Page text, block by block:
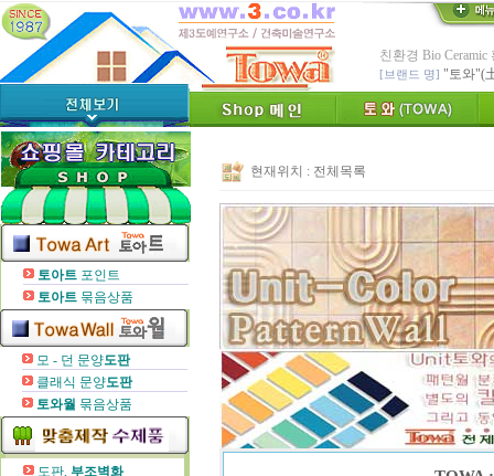
친환경 Bio
[브랜드 명] "토와"(
* 그림타일 벽화타
[공지]카탈로그,토
- 토와 배치 디자인
* TOWA 회원가입
-토와, 첫구매시 배
수수료 전액면제 (
[안내]신용카드 결
* Since : 1987 ~ 신
- 특허,의장,상표권
토아트 포인트
토아트 묶음상품
모 - 던 문양도판
클래식 문양도판
토와월 묶음상품
도판, 부조벽화
현재위치 : 전체목록